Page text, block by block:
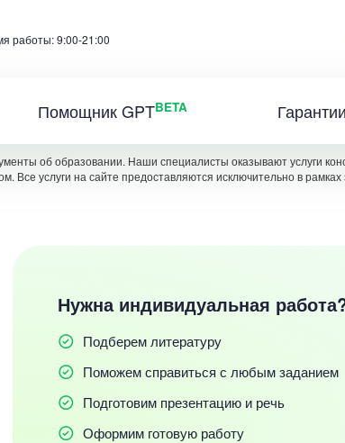
работы: 9:00-21:00
Помощник GPTBETA Гарантии
об образовании. Наши специалисты оказывают услуги
Все услуги на сайте предоставляются исключительно в
Нужна индивидуальная
Подберем литературу
Поможем справиться с любым заданием
Подготовим презентацию и речь
Оформим готовую работу